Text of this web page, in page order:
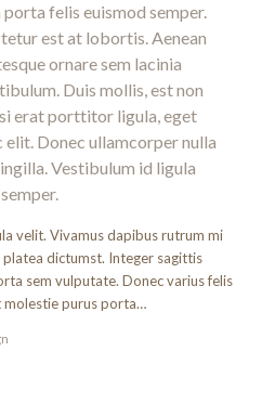
felis euismod semper.
est at lobortis. Aenean
ornare sem lacinia
Duis mollis, est non
erat porttitor ligula, eget
elit. Donec ullamcorper nulla
Vestibulum id ligula
velit. Vivamus dapibus rutrum mi
platea dictumst. Integer sagittis
sem vulputate. Donec varius felis
molestie purus porta…